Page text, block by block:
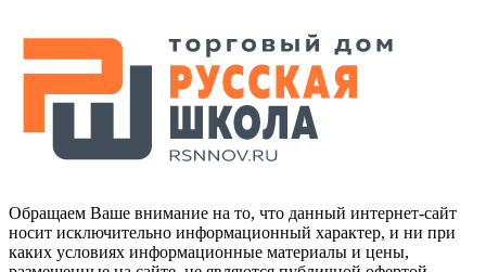
Обращаем Ваше внимание на то, что данный интернет-сайт
носит исключительно информационный характер, и ни при
каких условиях информационные материалы и цены,